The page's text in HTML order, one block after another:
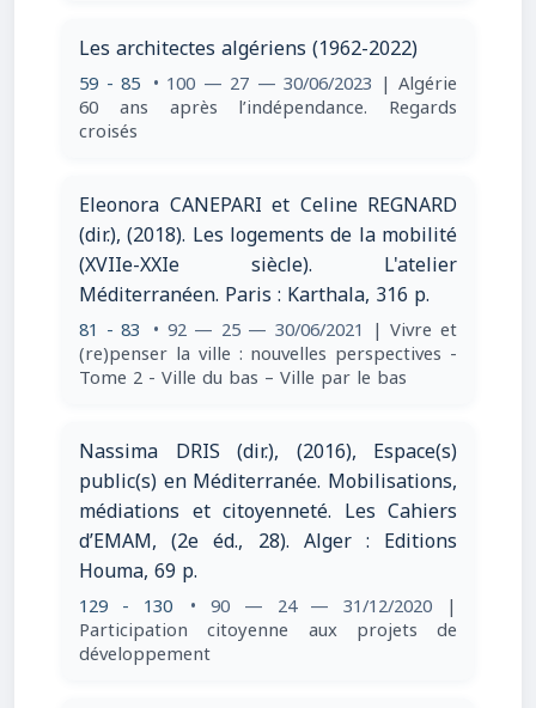
Les architectes algériens (1962-2022)
59 - 85 • 100 — 27 — 30/06/2023 | Algérie
60 ans après l’indépendance. Regards
croisés
Eleonora CANEPARI et Celine REGNARD
(dir.), (2018). Les logements de la mobilité
(XVIIe-XXIe siècle). L'atelier
Méditerranéen. Paris : Karthala, 316 p.
81 - 83 • 92 — 25 — 30/06/2021 | Vivre et
(re)penser la ville : nouvelles perspectives -
Tome 2 - Ville du bas – Ville par le bas
Nassima DRIS (dir.), (2016), Espace(s)
public(s) en Méditerranée. Mobilisations,
médiations et citoyenneté. Les Cahiers
d’EMAM, (2e éd., 28). Alger : Editions
Houma, 69 p.
129 - 130 • 90 — 24 — 31/12/2020 |
Participation citoyenne aux projets de
développement